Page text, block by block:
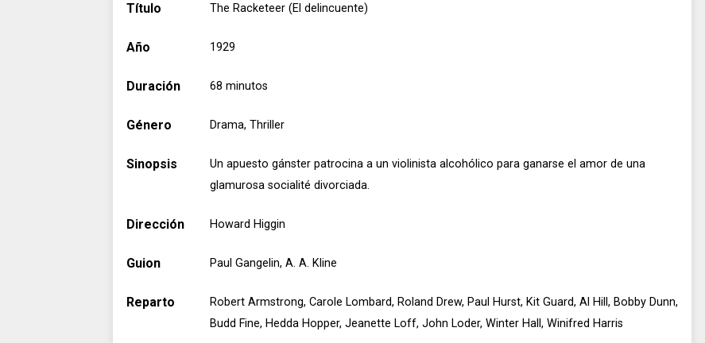
Título The Racketeer (El delincuente)
Año 1929
Duración 68 minutos
Género Drama, Thriller
Sinopsis
Un apuesto gánster patrocina a un violinista alcohólico para ganarse el amor de una
glamurosa socialité divorciada.
Dirección Howard Higgin
Guion Paul Gangelin, A. A. Kline
Reparto
Robert Armstrong, Carole Lombard, Roland Drew, Paul Hurst, Kit Guard, Al Hill, Bobby Dunn,
Budd Fine, Hedda Hopper, Jeanette Loff, John Loder, Winter Hall, Winifred Harris